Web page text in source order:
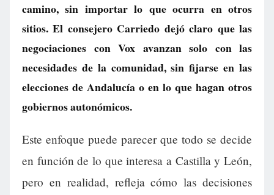
camino, sin importar lo que ocurra en otros
sitios. El consejero Carriedo dejó claro que las
negociaciones con Vox avanzan solo con las
necesidades de la comunidad, sin fijarse en las
elecciones de Andalucía o en lo que hagan otros
gobiernos autonómicos.
Este enfoque puede parecer que todo se decide
en función de lo que interesa a Castilla y León,
pero en realidad, refleja cómo las decisiones